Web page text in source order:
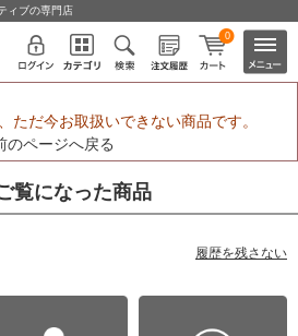
ィブの専門店
0
ただ今お取扱いできない商品です。
のページへ戻る
覧になった商品
履歴を残さない